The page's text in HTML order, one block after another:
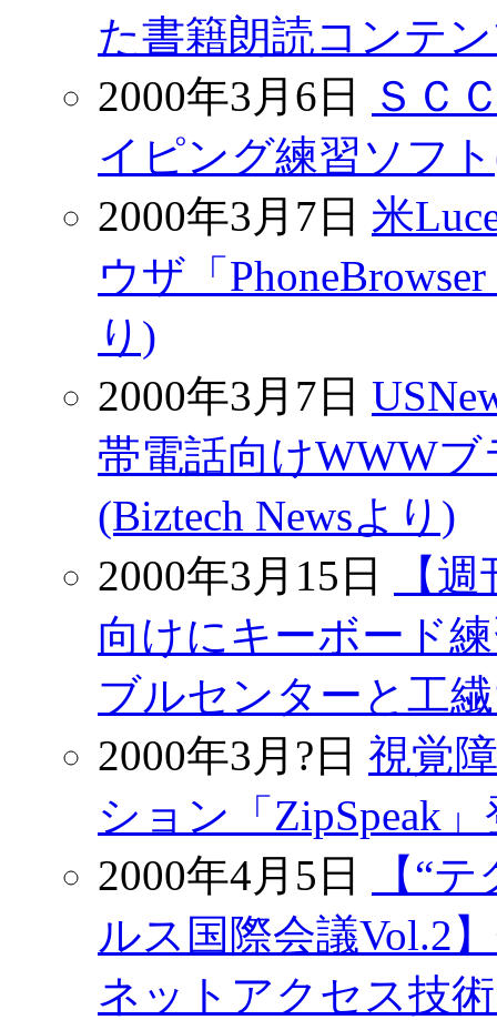
た書籍朗読コンテ
2000年3月6日
ＳＣ
イピング練習ソフ
2000年3月7日 米
ウザ「
り)
2000年3月7日
帯電話向けWWW
(Biztech Newsより)
2000年3月15日
【
向けにキーボード
ブルセンターと工
2000年3月?日 視覚
ション「ZipSpeak
2000年4月5日
【“
ルス国際会議Vol.2
ネットアクセス技